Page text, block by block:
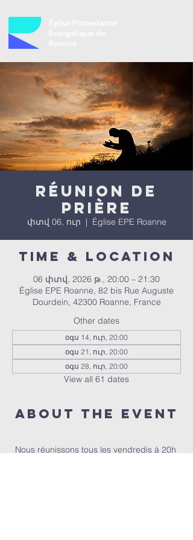
Réunion de
prière
փտվ 06, ուր
  |
Église EPE Roanne
Time & Location
06 փտվ, 2026 թ., 20:00 – 21:30
Église EPE Roanne, 82 bis Rue Auguste
Dourdein, 42300 Roanne, France
Other dates
օգս 14, ուր, 20:00
օգս 21, ուր, 20:00
օգս 28, ուր, 20:00
View all 61 dates
About the event
Nous réunissons tous les vendredis à 20h